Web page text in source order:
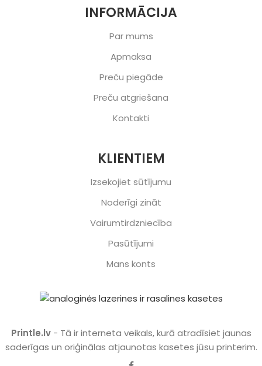
INFORMĀCIJA
Par mums
Apmaksa
Preču piegāde
Preču atgriešana
Kontakti
KLIENTIEM
Izsekojiet sūtījumu
Noderīgi zināt
Vairumtirdzniecība
Pasūtījumi
Mans konts
Printle.lv - Tā ir interneta veikals, kurā atradīsiet jaunas
saderīgas un oriģinālas atjaunotas kasetes jūsu printerim.